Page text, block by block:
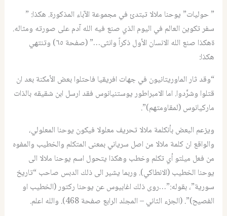
” حوليات” يوحنا ملالا تبتدئ في مجموعة الآباء المذكورة. هكذا: ”
سفر تكوين العالم في اليوم الذي صنع فيه الله آدم على صورته ومثاله.
ةهكذا صنع الله الانسان الأول ذكراً وانثى…” (صفحة ٦٥) وتنتهي
هكذا:
“وقد ثار الماوريتانيون في جهات افريقيا فاحتلوا بعض الأمكنة بعد ان
قتلوا وشرَّدوا. اما الامبراطور يوستنيانوس فقد ارسل ابن شقيقه بالذات
ماركيانوس (لمقاومتهم)”.
ويزعم البعض بأنكلمة ملالا تحريف معلولا فيكون يوحنا المعلولي،
والواقع ان كلمة ملالا من اصل سرياني بمعنى المتكلم والخطيب والمفوه
من فعل ميلتو أي تكلم وخطب وهكذا يتحول اسم يوحنا ملالا الى
يوحنا الخطيب (الانطاكي). وربما يشير الى ذلك الدبس صاحب “تاريخ
سورية”، بقوله:”…روى ذلك اغابيوس عن يوحنا ركتور (الخطيب او
الفصيح)”. (الجزء الثاني – المجلد الرابع صفحة 468). والله اعلم.